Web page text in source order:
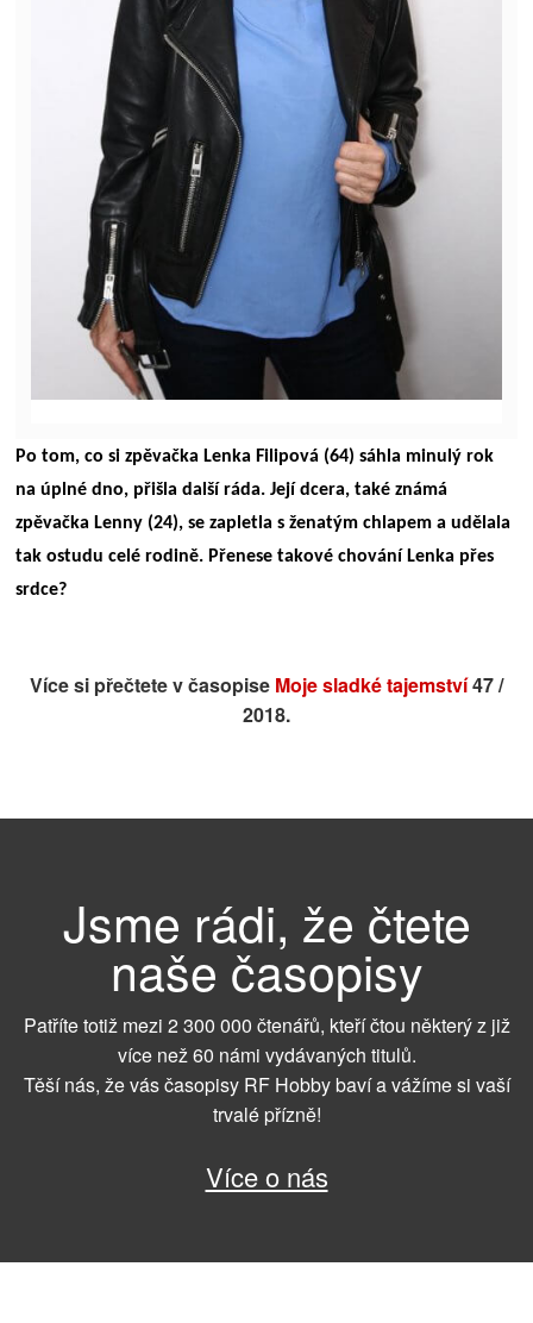
Po tom, co si zpěvačka Lenka Filipová (64) sáhla minulý rok
na úplné dno, přišla další ráda. Její dcera, také známá
zpěvačka Lenny (24), se zapletla s ženatým chlapem a udělala
tak ostudu celé rodině. Přenese takové chování Lenka přes
srdce?
Více si přečtete v časopise Moje sladké tajemství47 /
2018.
Jsme rádi, že čtete
naše časopisy
Patříte totiž mezi 2 300 000 čtenářů, kteří čtou některý z již
více než 60 námi vydávaných titulů.
Těší nás, že vás časopisy RF Hobby baví a vážíme si vaší
trvalé přízně!
Více o nás